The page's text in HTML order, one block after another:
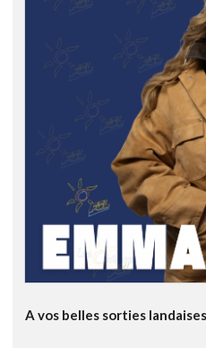
A vos belles sorties